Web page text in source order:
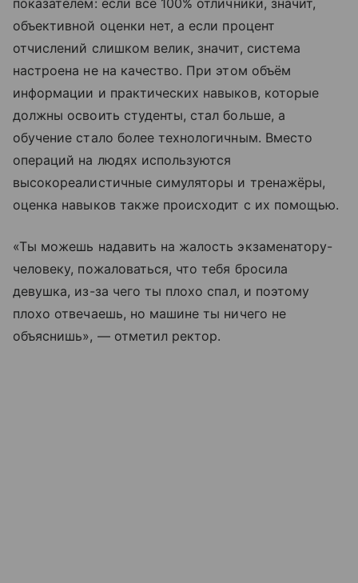
показателем: если все 100% отличники, значит,
объективной оценки нет, а если процент
отчислений слишком велик, значит, система
настроена не на качество. При этом объём
информации и практических навыков, которые
должны освоить студенты, стал больше, а
обучение стало более технологичным. Вместо
операций на людях используются
высокореалистичные симуляторы и тренажёры,
оценка навыков также происходит с их помощью.
«Ты можешь надавить на жалость экзаменатору-
человеку, пожаловаться, что тебя бросила
девушка, из-за чего ты плохо спал, и поэтому
плохо отвечаешь, но машине ты ничего не
объяснишь», — отметил ректор.